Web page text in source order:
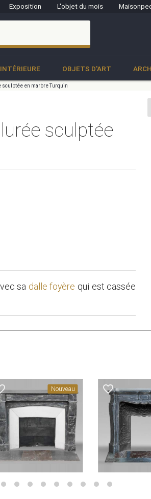
Exposition L'objet du mois
OBJETS D'ART
sculptée en marbre Turquin
sculptée
sa dalle foyère qui est cassée
Nouveau favorite_border